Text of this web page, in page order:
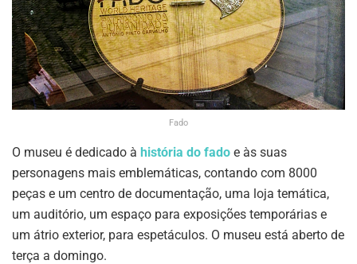
Fado
O museu é dedicado à história do fado e às suas
personagens mais emblemáticas, contando com 8000
peças e um centro de documentação, uma loja temática,
um auditório, um espaço para exposições temporárias e
um átrio exterior, para espetáculos. O museu está aberto de
terça a domingo.